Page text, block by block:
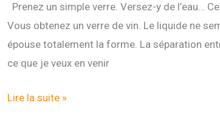
Prenez un simple verre. Versez-y de l’eau…
Vous obtenez un verre de vin. Le liquide ne
épouse totalement la forme. La séparation
ce que je veux en venir
ALLÉGEZ
Lire la suite »